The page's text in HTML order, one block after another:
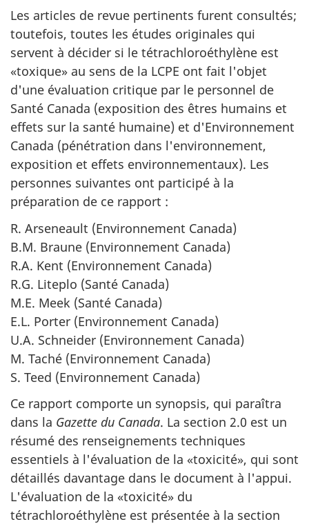
Les articles de revue pertinents furent consultés;
toutefois, toutes les études originales qui
servent à décider si le tétrachloroéthylène est
«toxique» au sens de la LCPE ont fait l'objet
d'une évaluation critique par le personnel de
Santé Canada (exposition des êtres humains et
effets sur la santé humaine) et d'Environnement
Canada (pénétration dans l'environnement,
exposition et effets environnementaux). Les
personnes suivantes ont participé à la
préparation de ce rapport :
R. Arseneault (Environnement Canada)
B.M. Braune (Environnement Canada)
R.A. Kent (Environnement Canada)
R.G. Liteplo (Santé Canada)
M.E. Meek (Santé Canada)
E.L. Porter (Environnement Canada)
U.A. Schneider (Environnement Canada)
M. Taché (Environnement Canada)
S. Teed (Environnement Canada)
Ce rapport comporte un synopsis, qui paraîtra
dans la Gazette du Canada. La section 2.0 est un
résumé des renseignements techniques
essentiels à l'évaluation de la «toxicité», qui sont
détaillés davantage dans le document à l'appui.
L'évaluation de la «toxicité» du
tétrachloroéthylène est présentée à la section